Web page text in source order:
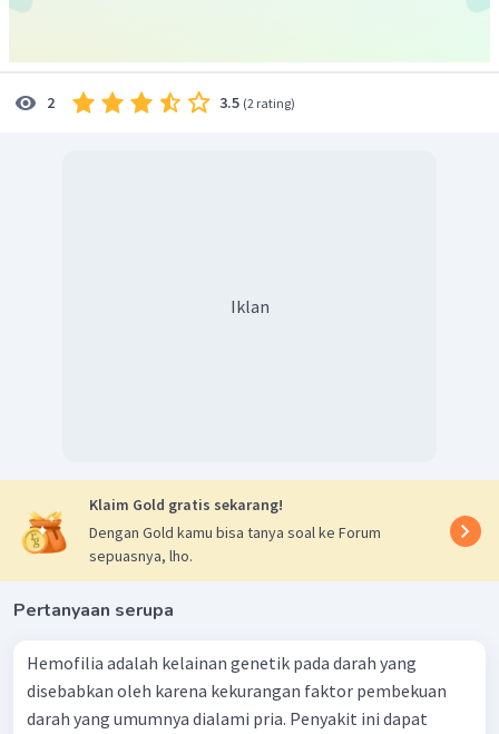
2 3.5 (2 rating)
Iklan
Klaim Gold gratis sekarang!
Dengan Gold kamu bisa tanya soal ke Forum
sepuasnya, lho.
Pertanyaan serupa
Hemofilia adalah kelainan genetik pada darah yang
disebabkan oleh karena kekurangan faktor pembekuan
darah yang umumnya dialami pria. Penyakit ini dapat